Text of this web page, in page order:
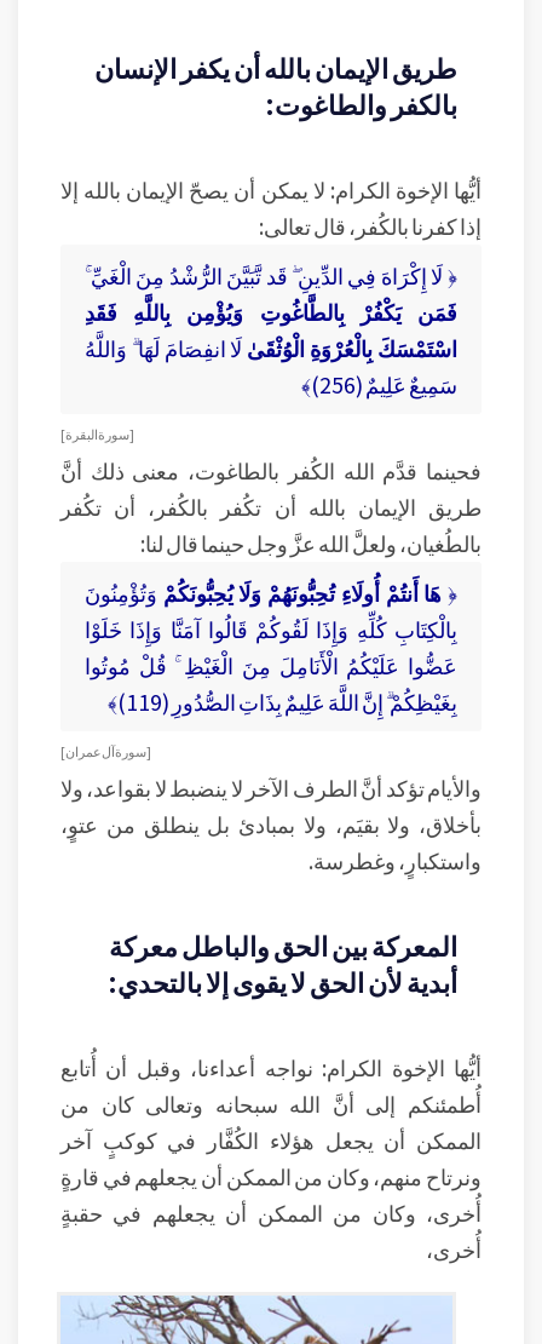
طريق الإيمان بالله أن يكفر الإنسان
بالكفر والطاغوت:
أيُّها الإخوة الكرام: لا يمكن أن يصحّ الإيمان بالله إلا
إذا كفرنا بالكُفر، قال تعالى:
﴿ لَا إِكْرَاهَ فِي الدِّينِ ۖ قَد تَّبَيَّنَ الرُّشْدُ مِنَ الْغَيِّ ۚ
فَمَن يَكْفُرْ بِالطَّاغُوتِ وَيُؤْمِن بِاللَّهِ فَقَدِ
اسْتَمْسَكَ بِالْعُرْوَةِ الْوُثْقَىٰلَا انفِصَامَ لَهَا ۗ وَاللَّهُ
سَمِيعٌ عَلِيمٌ (256)﴾
[ سورة البقرة ]
فحينما قدَّم الله الكُفر بالطاغوت، معنى ذلك أنَّ
طريق الإيمان بالله أن تكُفر بالكُفر، أن تكُفر
بالطُغيان، ولعلَّ الله عزَّ وجل حينما قال لنا:
﴿هَا أَنتُمْ أُولَاءِ تُحِبُّونَهُمْ وَلَا يُحِبُّونَكُمْ وَتُؤْمِنُونَ
بِالْكِتَابِ كُلِّهِ وَإِذَا لَقُوكُمْ قَالُوا آمَنَّا وَإِذَا خَلَوْا
عَضُّوا عَلَيْكُمُ الْأَنَامِلَ مِنَ الْغَيْظِ ۚ قُلْ مُوتُوا
بِغَيْظِكُمْ ۗ إِنَّ اللَّهَ عَلِيمٌ بِذَاتِ الصُّدُورِ (119)﴾
[ سورة آل عمران ]
والأيام تؤكد أنَّ الطرف الآخر لا ينضبط لا بقواعد، ولا
بأخلاق، ولا بقيَم، ولا بمبادئ بل ينطلق من عتوٍ،
واستكبارٍ، وغطرسة.
المعركة بين الحق والباطل معركة
أبدية لأن الحق لا يقوى إلا بالتحدي:
أيُّها الإخوة الكرام: نواجه أعداءنا، وقبل أن أُتابع
أُطمئنكم إلى أنَّ الله سبحانه وتعالى كان من
الممكن أن يجعل هؤلاء الكُفَّار في كوكبٍ آخر
ونرتاح منهم، وكان من الممكن أن يجعلهم في قارةٍ
أُخرى، وكان من الممكن أن يجعلهم في حقبةٍ
أُخرى،